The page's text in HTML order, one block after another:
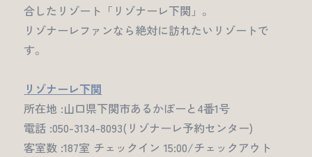
合したリゾート「リゾナーレ下関」。
リゾナーレファンなら絶対に訪れたいリゾートで
す。
リゾナーレ下関
所在地 :山口県下関市あるかぽーと4番1号
電話 :050-3134-8093(リゾナーレ予約センター)
客室数 :187室 チェックイン 15:00/チェックアウト